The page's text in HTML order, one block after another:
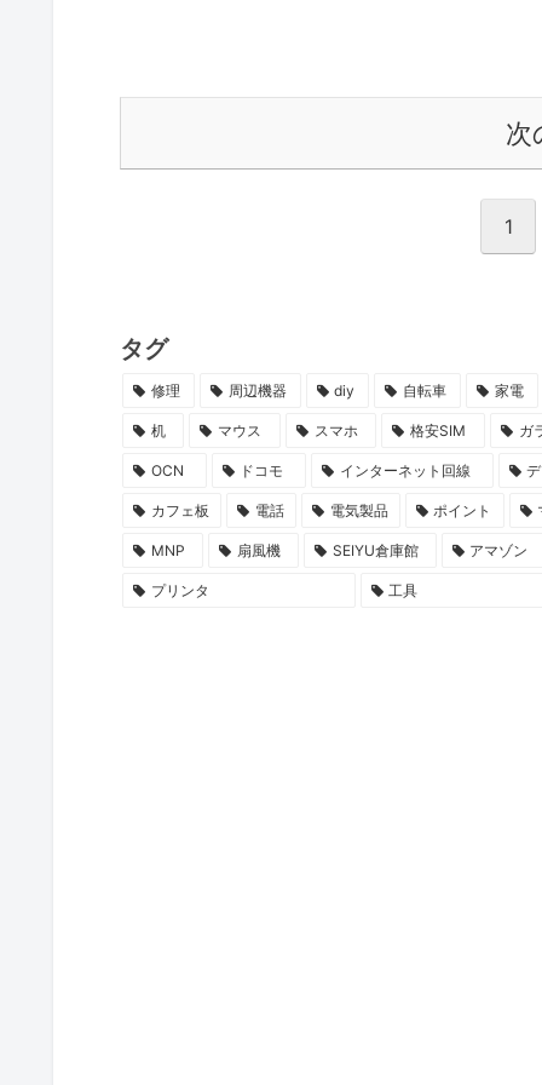
次
1
タグ
修理 周辺機器 diy 自転車 家電
机 マウス スマホ 格安SIM ガ
OCN ドコモ インターネット回線
カフェ板 電話 電気製品 ポイント
MNP 扇風機 SEIYU倉庫館 アマゾン
プリンタ 工具